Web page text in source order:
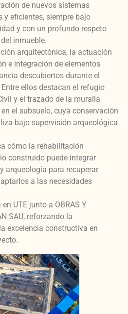
de nuevos sistemas
eficientes, siempre bajo
y con un profundo respeto
inmueble.
arquitectónica, la actuación
e integración de elementos
descubiertos durante el
ellos destacan el refugio
y el trazado de la muralla
el subsuelo, cuya conservación
bajo supervisión arqueológica
cómo la rehabilitación
construido puede integrar
arqueología para recuperar
a las necesidades
UTE junto a OBRAS Y
SAU, reforzando la
excelencia constructiva en